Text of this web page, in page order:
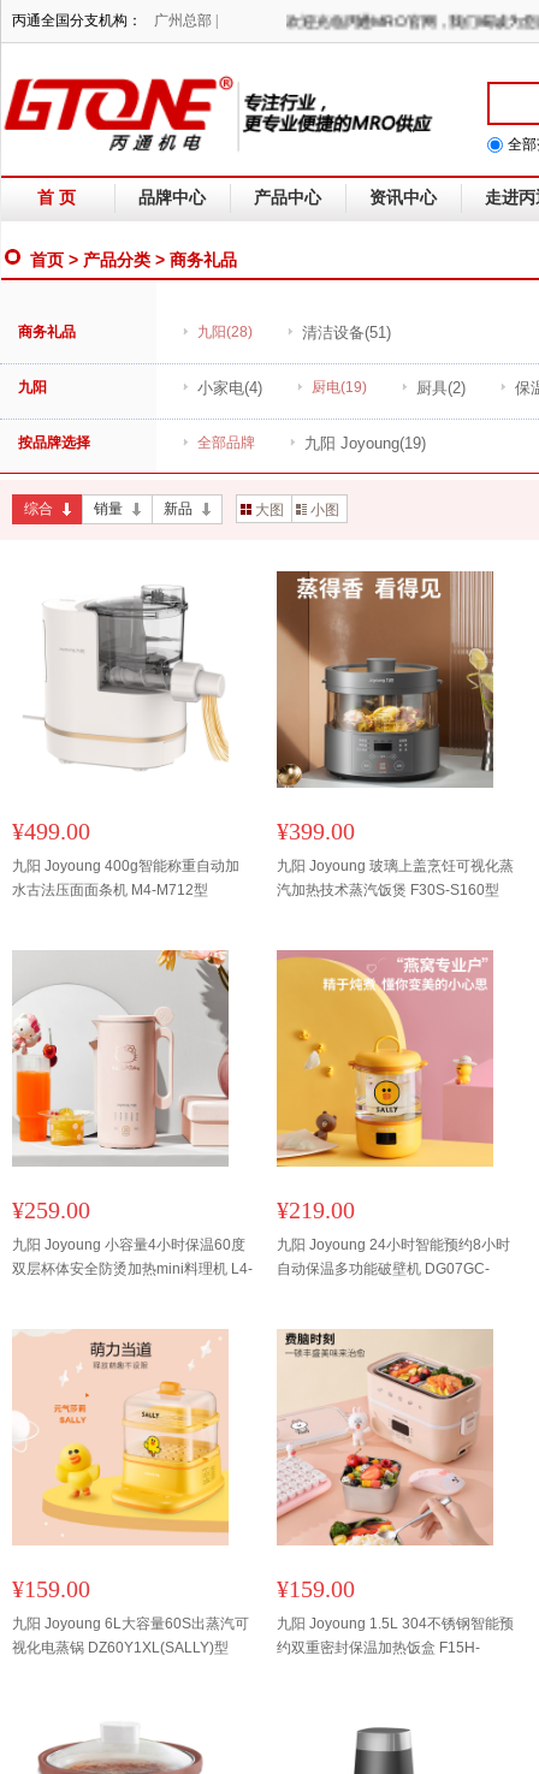
丙通全国分支机构： 广州总部 | 欢迎光临丙通MRO官网，我们竭
全
首 页 品牌中心 产品中心 资讯中心 走进丙
首页 > 产品分类 > 商务礼品
商务礼品 九阳(28) 清洁设备(51)
九阳 小家电(4) 厨电(19) 厨具(2) 保
按品牌选择 全部品牌 九阳 Joyoung(19)
综合 销量 新品 大图 小图
¥499.00
九阳 Joyoung 400g智能称重自动加
水古法压面面条机 M4-M712型
¥399.00
九阳 Joyoung 玻璃上盖烹饪可视化蒸
汽加热技术蒸汽饭煲 F30S-S160型
¥259.00
九阳 Joyoung 小容量4小时保温60度
双层杯体安全防烫加热mini料理机 L4-
¥219.00
九阳 Joyoung 24小时智能预约8小时
自动保温多功能破壁机 DG07GC-
¥159.00
九阳 Joyoung 6L大容量60S出蒸汽可
视化电蒸锅 DZ60Y1XL(SALLY)型
¥159.00
九阳 Joyoung 1.5L 304不锈钢智能预
约双重密封保温加热饭盒 F15H-